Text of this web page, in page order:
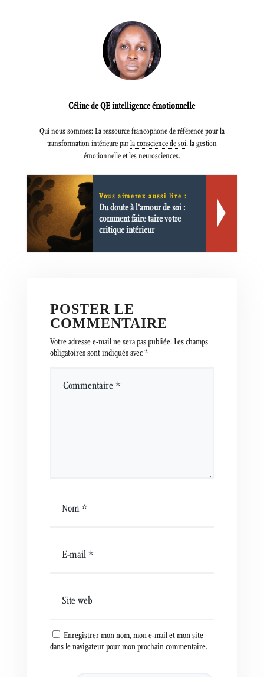
Céline de QE intelligence émotionnelle
Qui nous sommes: La ressource francophone de référence pour la
transformation intérieure parla conscience de soi, la gestion
émotionnelle et les neurosciences.
Vous aimerez aussi lire :
Du doute à l'amour de soi :
comment faire taire votre
critique intérieur
POSTER LE
COMMENTAIRE
Votre adresse e-mail ne sera pas publiée.Les champs
obligatoires sont indiqués avec*
Enregistrer mon nom, mon e-mail et mon site
dans le navigateur pour mon prochain commentaire.